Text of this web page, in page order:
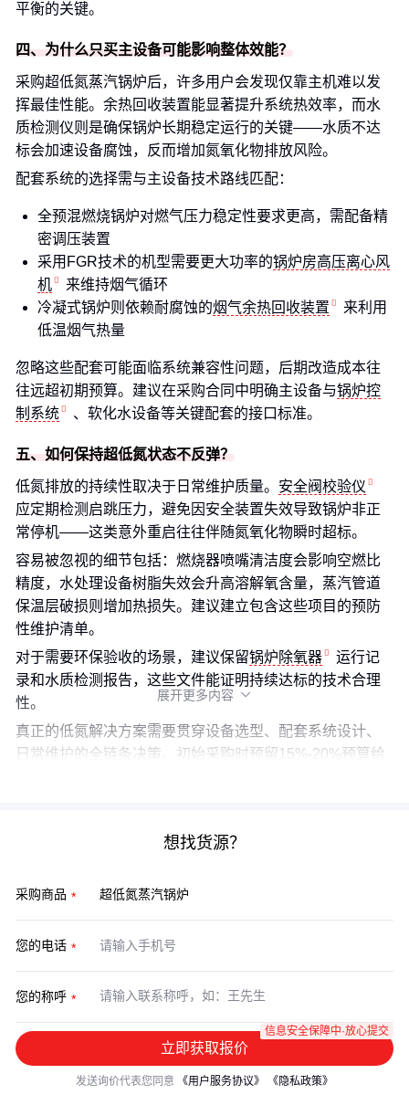
平衡的关键。
四、为什么只买主设备可能影响整体效能？
采购超低氮蒸汽锅炉后，许多用户会发现仅靠主机难以发
挥最佳性能。余热回收装置能显著提升系统热效率，而水
质检测仪则是确保锅炉长期稳定运行的关键——水质不达
标会加速设备腐蚀，反而增加氮氧化物排放风险。
配套系统的选择需与主设备技术路线匹配：
全预混燃烧锅炉对燃气压力稳定性要求更高，需配备精
密调压装置
采用FGR技术的机型需要更大功率的锅炉房高压离心风
机
来维持烟气循环
冷凝式锅炉则依赖耐腐蚀的烟气余热回收装置
来利用
低温烟气热量
忽略这些配套可能面临系统兼容性问题，后期改造成本往
往远超初期预算。建议在采购合同中明确主设备与锅炉控
制系统
、软化水设备等关键配套的接口标准。
五、如何保持超低氮状态不反弹？
低氮排放的持续性取决于日常维护质量。 安全阀校验仪
应定期检测启跳压力，避免因安全装置失效导致锅炉非正
常停机——这类意外重启往往伴随氮氧化物瞬时超标。
容易被忽视的细节包括：燃烧器喷嘴清洁度会影响空燃比
精度，水处理设备树脂失效会升高溶解氧含量，蒸汽管道
保温层破损则增加热损失。建议建立包含这些项目的预防
性维护清单。
对于需要环保验收的场景，建议保留锅炉除氧器
运行记
录和水质检测报告，这些文件能证明持续达标的技术合理
性。
真正的低氮解决方案需要贯穿设备选型、配套系统设计、
日常维护的全链条决策。初始采购时预留15%-20%预算给
展开更多内容 
想找货源？
采购商品
您的电话
您的称呼
立即获取报价
信息安全保障中·放心提交
发送询价代表您同意 《用户服务协议》 《隐私政策》